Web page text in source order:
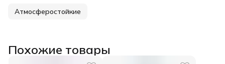
Атмосферостойкие
Похожие товары